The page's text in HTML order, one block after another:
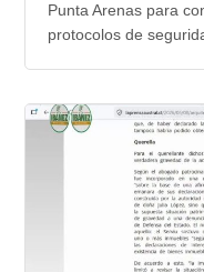
Punta Arenas para
protocolos de